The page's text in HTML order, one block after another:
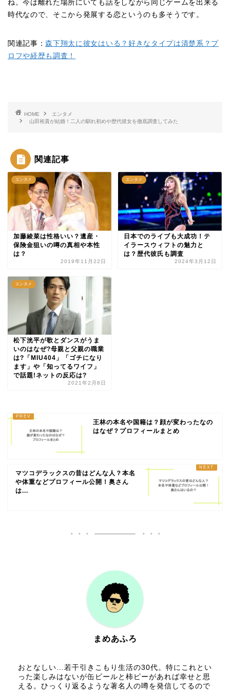
ね。今は離れた場所にいても話をしながら同じゲームを出来る
時代なので、そこから発展する恋というのも多そうです。
関連記事：森下翔太に彼女はいる？好きなタイプは清楚系？プ
ロフや経歴も調査！
HOME
エンタメ
山田裕貴が結婚！二人の馴れ初めや歴代彼女を徹底調査してみた
関連記事
エンタメ
加藤綾菜は性格いい？遺産・
保険金狙いの噂の真相や本性
は？
2019年11月22日
エンタメ
日本でのライブも大成功！テ
イラースウィフトの魅力と
は？歴代彼氏も調査
2024年3月12日
エンタメ
松下洸平が歌とダンスがうま
いのはなぜ?母親と父親の職業
は?「MIU404」「ゴチになり
ます」や「知ってるワイフ」
で話題!ネットの反応は?
2021年2月8日
王林の本名や国籍は？顔が変わったなの
はなぜ？プロフィールまとめ
マツコデラックスの昔はどんな人？本名
や体重などプロフィール公開！奥さん
は...
まめあふろ
おとなしい…若干引きこもり生活の30代。特にこれとい
った楽しみはないが缶ビールと柿ピーがあれば幸せと思
える。ひっくり返るような著名人の噂を発信してるので